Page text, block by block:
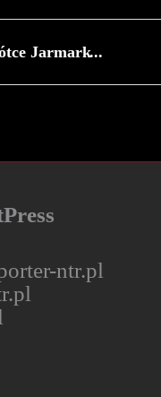
Jarmark
ntr.pl